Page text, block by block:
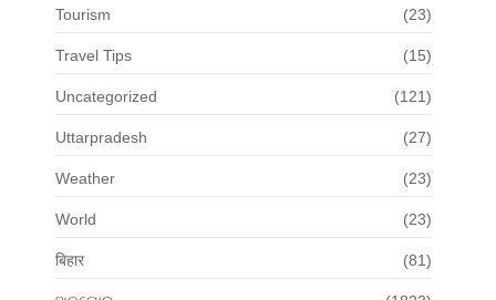
Tourism (23)
Travel Tips (15)
Uncategorized (121)
Uttarpradesh (27)
Weather (23)
World (23)
बिहार (81)